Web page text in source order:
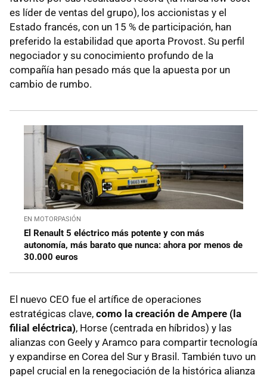
es líder de ventas del grupo), los accionistas y el
Estado francés, con un 15 % de participación, han
preferido la estabilidad que aporta Provost. Su perfil
negociador y su conocimiento profundo de la
compañía han pesado más que la apuesta por un
cambio de rumbo.
EN MOTORPASIÓN
El Renault 5 eléctrico más potente y con más
autonomía, más barato que nunca: ahora por menos de
30.000 euros
El nuevo CEO fue el artífice de operaciones
estratégicas clave, como la creación de Ampere (la
filial eléctrica), Horse (centrada en híbridos) y las
alianzas con Geely y Aramco para compartir tecnología
y expandirse en Corea del Sur y Brasil. También tuvo un
papel crucial en la renegociación de la histórica alianza